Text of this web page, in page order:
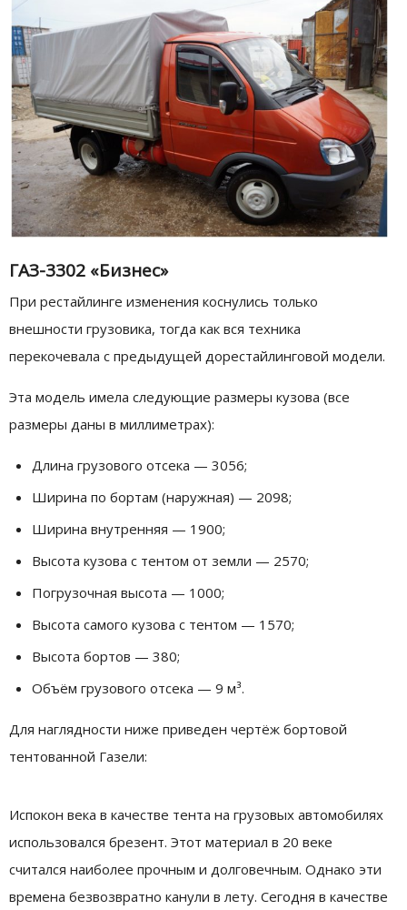
ГАЗ-3302 «Бизнес»
При рестайлинге изменения коснулись только
внешности грузовика, тогда как вся техника
перекочевала с предыдущей дорестайлинговой модели.
Эта модель имела следующие размеры кузова (все
размеры даны в миллиметрах):
Длина грузового отсека — 3056;
Ширина по бортам (наружная) — 2098;
Ширина внутренняя — 1900;
Высота кузова с тентом от земли — 2570;
Погрузочная высота — 1000;
Высота самого кузова с тентом — 1570;
Высота бортов — 380;
Объём грузового отсека — 9 м³.
Для наглядности ниже приведен чертёж бортовой
тентованной Газели:
Испокон века в качестве тента на грузовых автомобилях
использовался брезент. Этот материал в 20 веке
считался наиболее прочным и долговечным. Однако эти
времена безвозвратно канули в лету. Сегодня в качестве